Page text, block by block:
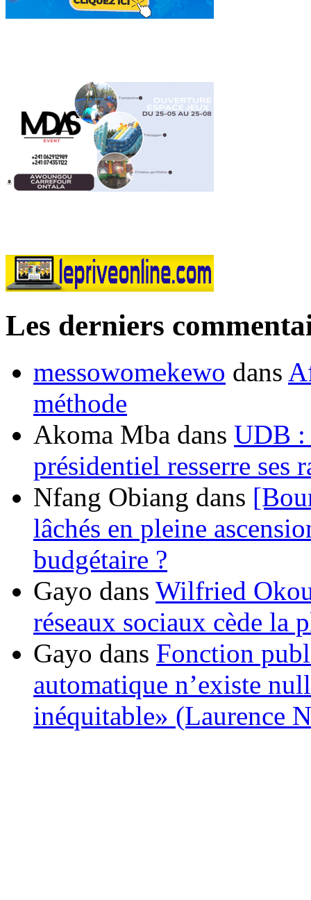
Les derniers
messowomekewo dans
méthode
Akoma Mba dans UDB :
présidentiel resserre ses
Nfang Obiang dans
lâchés en pleine
budgétaire ?
Gayo dans Wilfried
réseaux sociaux cède la
Gayo dans Fonction
automatique n’existe
inéquitable» (Laurence